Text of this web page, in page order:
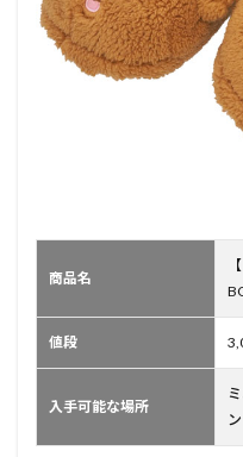
商品名
値段
入手可能な場所